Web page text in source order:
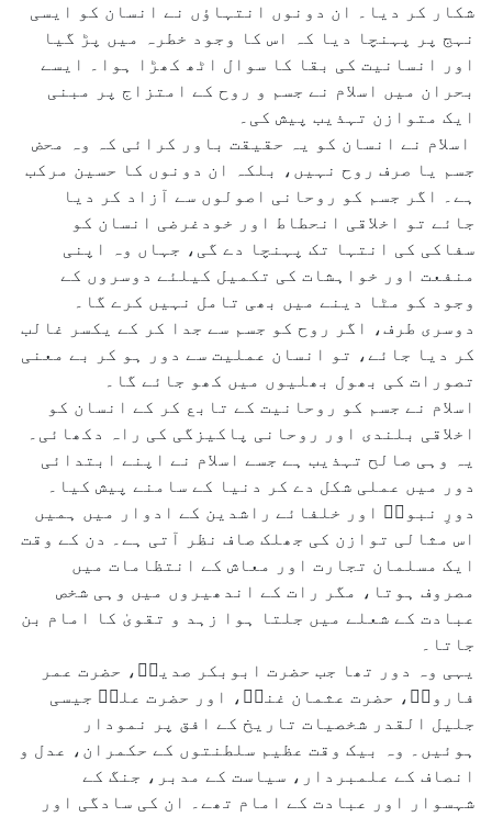
شکار کر دیا۔ ان دونوں انتہاؤں نے انسان کو ایسی
نہج پر پہنچا دیا کہ اس کا وجود خطرہ میں پڑ گیا
اور انسانیت کی بقا کا سوال اٹھ کھڑا ہوا۔ ایسے
بحران میں اسلام نے جسم و روح کے امتزاج پر مبنی
ایک متوازن تہذیب پیش کی۔
اسلام نے انسان کو یہ حقیقت باور کرائی کہ وہ محض
جسم یا صرف روح نہیں، بلکہ ان دونوں کا حسین مرکب
ہے۔ اگر جسم کو روحانی اصولوں سے آزاد کر دیا
جائے تو اخلاقی انحطاط اور خودغرضی انسان کو
سفاکی کی انتہا تک پہنچا دے گی، جہاں وہ اپنی
منفعت اور خواہشات کی تکمیل کیلئے دوسروں کے
وجود کو مٹا دینے میں بھی تامل نہیں کرے گا۔
دوسری طرف، اگر روح کو جسم سے جدا کر کے یکسر غالب
کر دیا جائے، تو انسان عملیت سے دور ہو کر بے معنی
تصورات کی بھول بھلیوں میں کھو جائے گا۔
اسلام نے جسم کو روحانیت کے تابع کر کے انسان کو
اخلاقی بلندی اور روحانی پاکیزگی کی راہ دکھائی۔
یہ وہی صالح تہذیب ہے جسے اسلام نے اپنے ابتدائی
دور میں عملی شکل دے کر دنیا کے سامنے پیش کیا۔
دورِ نبویؐ اور خلفائے راشدین کے ادوار میں ہمیں
اس مثالی توازن کی جھلک صاف نظر آتی ہے۔ دن کے وقت
ایک مسلمان تجارت اور معاش کے انتظامات میں
مصروف ہوتا، مگر رات کے اندھیروں میں وہی شخص
عبادت کے شعلے میں جلتا ہوا زہد و تقویٰ کا امام بن
جاتا۔
یہی وہ دور تھا جب حضرت ابوبکر صدیقؓ، حضرت عمر
فاروقؓ، حضرت عثمان غنیؓ، اور حضرت علیؓ جیسی
جلیل القدر شخصیات تاریخ کے افق پر نمودار
ہوئیں۔ وہ بیک وقت عظیم سلطنتوں کے حکمران، عدل و
انصاف کے علمبردار، سیاست کے مدبر، جنگ کے
شہسوار اور عبادت کے امام تھے۔ ان کی سادگی اور